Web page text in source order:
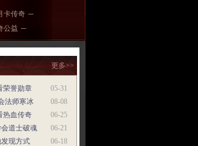
卡传奇 ─
公益 ─
更多>>
05-31
荣誉勋章
08-08
法师寒冰
06-25
热血传奇
06-21
道士破魂
06-18
现方式